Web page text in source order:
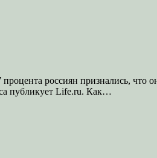
россиян признались, что
публикует Life.ru. Как…